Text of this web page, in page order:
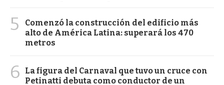
5
Comenzó la construcción del edificio más
alto de América Latina: superará los 470
metros
6
La figura del Carnaval que tuvo un cruce con
Petinatti debuta como conductor de un